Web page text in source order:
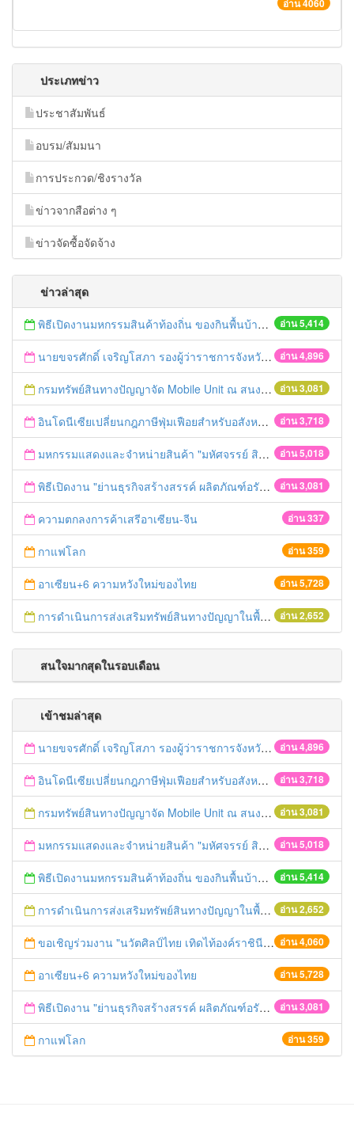
อ่าน 4060
ประเภทข่าว
ประชาสัมพันธ์
อบรม/สัมมนา
การประกวด/ชิงรางวัล
ข่าวจากสือต่าง ๆ
ข่าวจัดซื้อจัดจ้าง
ข่าวล่าสุด
อ่าน 5,414
พิธีเปิดงานมหกรรมสินค้าท้องถิ่น ของกินพื้นบ้าน งานสรงน้ำหลวงปู่ทวด และเปิดศูนย์เครือข่ายธุรกิจ Biz Club จังหวัดพระนครศรีอยุธยา
อ่าน 4,896
นายขจรศักดิ์ เจริญโสภา รองผู้ว่าราชการจังหวัดพระนครศรีอยุธยา พร้อมด้วยนางสุวรรณา ชนินทร์วณิชย์ พาณิชย์จังหวัดพระนครศรีอยุธยา ร่วมตรวจสอบชุดสังฆทานในเขตพื้นที่อำเภอพระนครศรีอยุธยา
อ่าน 3,081
กรมทรัพย์สินทางปัญญาจัด Mobile Unit ณ สนง.พาณิชย์จังหวัดฯ วันที่ 4-5 กุมภาพันธ์ 2559 นี้
อ่าน 3,718
อินโดนีเซียเปลี่ยนกฎภาษีฟุ่มเฟือยสำหรับอสังหาริมทรัพย์
อ่าน 5,018
มหกรรมแสดงและจำหน่ายสินค้า "มหัศจรรย์ สินค้าภาคกลางและตะวันออก"
อ่าน 3,081
พิธีเปิดงาน "ย่านธุรกิจสร้างสรรค์ ผลิตภัณฑ์อรัญญิก หมู่บ้าน OTOP เพื่อการท่องเที่ยว"
อ่าน 337
ความตกลงการค้าเสรีอาเซียน-จีน
อ่าน 359
กาแฟโลก
อ่าน 5,728
อาเซียน+6 ความหวังใหม่ของไทย
อ่าน 2,652
การดำเนินการส่งเสริมทรัพย์สินทางปัญญาในพื้นที่จังหวัดพระนครศรีอยุธยา
สนใจมากสุดในรอบเดือน
เข้าชมล่าสุด
อ่าน 4,896
นายขจรศักดิ์ เจริญโสภา รองผู้ว่าราชการจังหวัดพระนครศรีอยุธยา พร้อมด้วยนางสุวรรณา ชนินทร์วณิชย์ พาณิชย์จังหวัดพระนครศรีอยุธยา ร่วมตรวจสอบชุดสังฆทานในเขตพื้นที่อำเภอพระนครศรีอยุธยา
อ่าน 3,718
อินโดนีเซียเปลี่ยนกฎภาษีฟุ่มเฟือยสำหรับอสังหาริมทรัพย์
อ่าน 3,081
กรมทรัพย์สินทางปัญญาจัด Mobile Unit ณ สนง.พาณิชย์จังหวัดฯ วันที่ 4-5 กุมภาพันธ์ 2559 นี้
อ่าน 5,018
มหกรรมแสดงและจำหน่ายสินค้า "มหัศจรรย์ สินค้าภาคกลางและตะวันออก"
อ่าน 5,414
พิธีเปิดงานมหกรรมสินค้าท้องถิ่น ของกินพื้นบ้าน งานสรงน้ำหลวงปู่ทวด และเปิดศูนย์เครือข่ายธุรกิจ Biz Club จังหวัดพระนครศรีอยุธยา
อ่าน 2,652
การดำเนินการส่งเสริมทรัพย์สินทางปัญญาในพื้นที่จังหวัดพระนครศรีอยุธยา
อ่าน 4,060
ขอเชิญร่วมงาน "นวัตศิลป์ไทย เทิดไท้องค์ราชินี" ระหว่างวันที่ 8-12 สิงหาคม 2556 เวลา 10.00 - 20.00 น. ณ ศูนย์ส่งเสริมศิลปาชีพระหว่างประเทศ (องค์การมหาชน) อ.บางไทร จ.พระนครศรีอยุธยา
อ่าน 5,728
อาเซียน+6 ความหวังใหม่ของไทย
อ่าน 3,081
พิธีเปิดงาน "ย่านธุรกิจสร้างสรรค์ ผลิตภัณฑ์อรัญญิก หมู่บ้าน OTOP เพื่อการท่องเที่ยว"
อ่าน 359
กาแฟโลก